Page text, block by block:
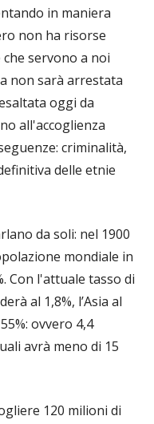
in maniera
non ha risorse
servono a noi
non sarà arrestata
oggi da
all'accoglienza
criminalità,
delle etnie
da soli: nel 1900
mondiale in
Con l'attuale tasso di
al 1,8%, l’Asia al
ovvero 4,4
avrà meno di 15
120 milioni di